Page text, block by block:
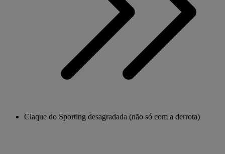
Claque do Sporting desagradada (não só com a derrota)